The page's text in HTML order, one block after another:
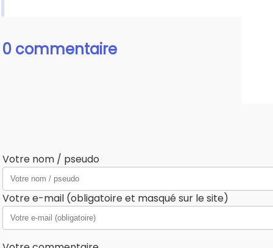
0 commentaire
Votre nom / pseudo
Votre e-mail (obligatoire et masqué sur le site)